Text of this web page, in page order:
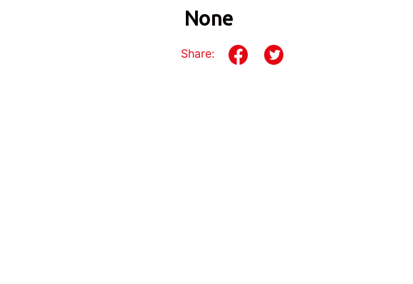
None
Share: